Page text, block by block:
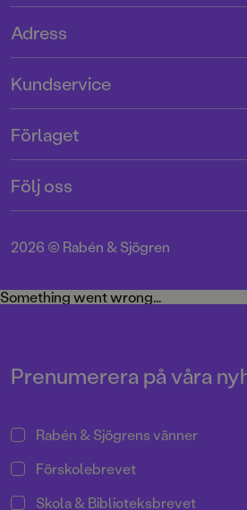
Adress
Tryckerigatan 4
103 12 Stockholm
Org.nr: 556045-7748
Kundservice
Kundservice
Användarvillkor intressenter
Integritetspolicy
Cookie Policy
Förlaget
Jobba hos oss
Miljö och hållbarhet
Följ oss
Instagram
Twitter
2026 © Rabén & Sjögren
Something went wrong...
Prenumerera på våra
Rabén & Sjögrens vänner
Förskolebrevet
Skola & Biblioteksbrevet